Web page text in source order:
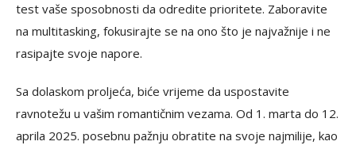
test vaše sposobnosti da odredite prioritete. Zaboravite
na multitasking, fokusirajte se na ono što je najvažnije i ne
rasipajte svoje napore.
Sa dolaskom proljeća, biće vrijeme da uspostavite
ravnotežu u vašim romantičnim vezama. Od 1. marta do 12.
aprila 2025. posebnu pažnju obratite na svoje najmilije, kao